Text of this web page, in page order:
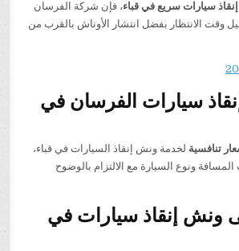
سيارات سريع في قباء، فإن شركة الفرسان
وقت الانتظار بفضل انتشار الأوناش بالقرب من
سيارات الفرسان في
تنافسية لخدمة ونش إنقاذ السيارات في قباء،
ونوع السيارة مع الالتزام بالوضوح
ونش إنقاذ سيارات في